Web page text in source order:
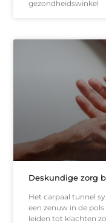
gezondheidswinkel
Deskundige zorg
Het carpaal tunnel
een zenuw in de
leiden tot klachten